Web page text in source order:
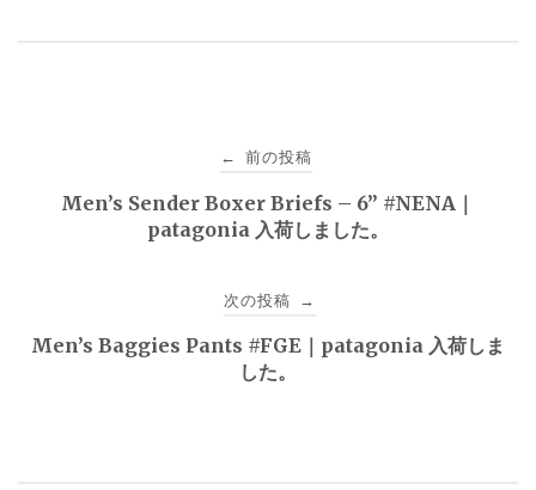
ゲ
← 前の投稿
Men’s Sender Boxer Briefs – 6” #NENA｜
patagonia 入荷しました。
次の投稿 →
Men’s Baggies Pants #FGE｜patagonia 入荷しま
した。